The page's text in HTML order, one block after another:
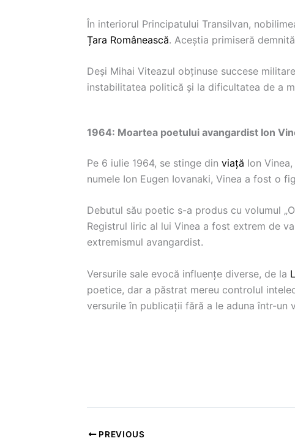
În interiorul Principatului Transilvan,
Țara Românească. Aceștia primiseră
Deși Mihai Viteazul obținuse succese
instabilitatea politică și la dificultatea de a
1964: Moartea poetului avangardist Ion
Pe 6 iulie 1964, se stinge din viață Ion
numele Ion Eugen Iovanaki, Vinea a fost o
Debutul său poetic s-a produs cu volumul
Registrul liric al lui Vinea a fost extrem de
extremismul avangardist.
Versurile sale evocă influențe diverse, de la
poetice, dar a păstrat mereu controlul
versurile în publicații fără a le aduna într-un
PREVIOUS